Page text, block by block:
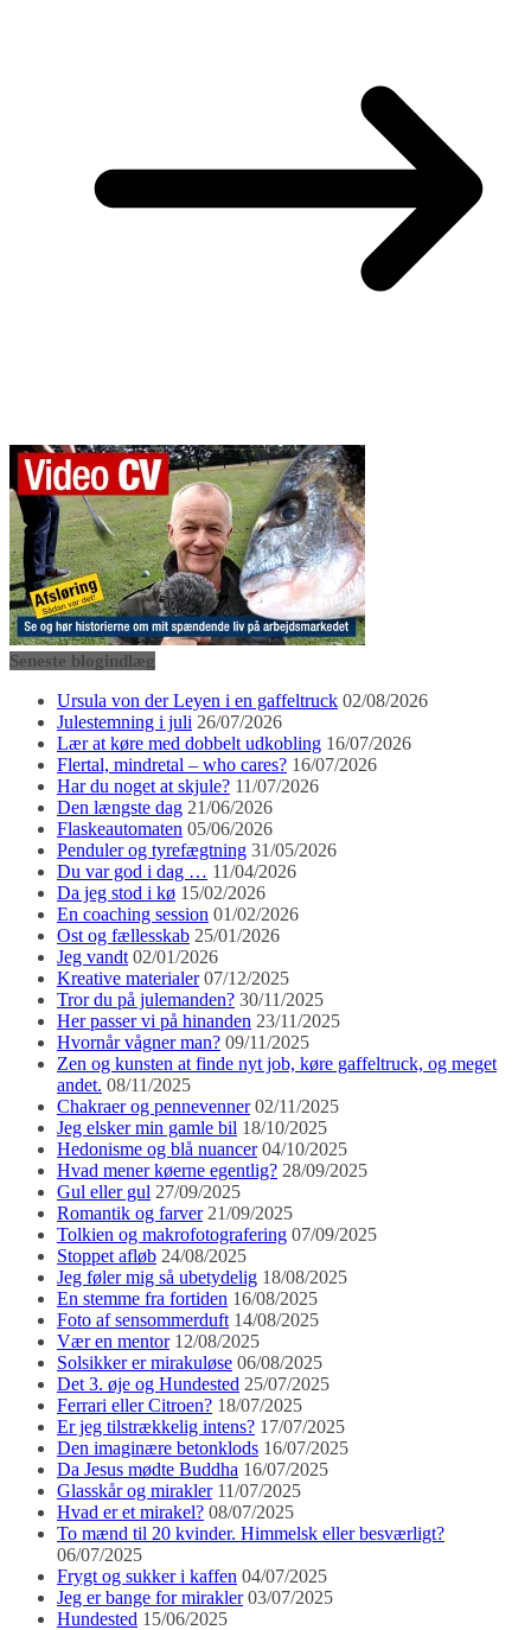
Seneste blogindlæg
Ursula von der Leyen i en gaffeltruck 02/08/2026
Julestemning i juli 26/07/2026
Lær at køre med dobbelt udkobling 16/07/2026
Flertal, mindretal – who cares? 16/07/2026
Har du noget at skjule? 11/07/2026
Den længste dag 21/06/2026
Flaskeautomaten 05/06/2026
Penduler og tyrefægtning 31/05/2026
Du var god i dag … 11/04/2026
Da jeg stod i kø 15/02/2026
En coaching session 01/02/2026
Ost og fællesskab 25/01/2026
Jeg vandt 02/01/2026
Kreative materialer 07/12/2025
Tror du på julemanden? 30/11/2025
Her passer vi på hinanden 23/11/2025
Hvornår vågner man? 09/11/2025
Zen og kunsten at finde nyt job, køre gaffeltruck, og meget
andet. 08/11/2025
Chakraer og pennevenner 02/11/2025
Jeg elsker min gamle bil 18/10/2025
Hedonisme og blå nuancer 04/10/2025
Hvad mener køerne egentlig? 28/09/2025
Gul eller gul 27/09/2025
Romantik og farver 21/09/2025
Tolkien og makrofotografering 07/09/2025
Stoppet afløb 24/08/2025
Jeg føler mig så ubetydelig 18/08/2025
En stemme fra fortiden 16/08/2025
Foto af sensommerduft 14/08/2025
Vær en mentor 12/08/2025
Solsikker er mirakuløse 06/08/2025
Det 3. øje og Hundested 25/07/2025
Ferrari eller Citroen? 18/07/2025
Er jeg tilstrækkelig intens? 17/07/2025
Den imaginære betonklods 16/07/2025
Da Jesus mødte Buddha 16/07/2025
Glasskår og mirakler 11/07/2025
Hvad er et mirakel? 08/07/2025
To mænd til 20 kvinder. Himmelsk eller besværligt?
06/07/2025
Frygt og sukker i kaffen 04/07/2025
Jeg er bange for mirakler 03/07/2025
Hundested 15/06/2025